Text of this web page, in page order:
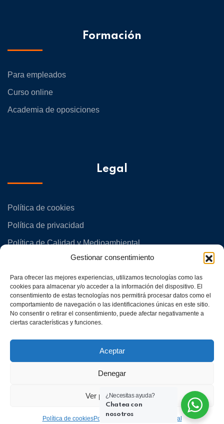
Gestionar consentimiento
Para ofrecer las mejores experiencias, utilizamos tecnologías como las
cookies para almacenar y/o acceder a la información del dispositivo. El
consentimiento de estas tecnologías nos permitirá procesar datos como el
comportamiento de navegación o las identificaciones únicas en este sitio.
No consentir o retirar el consentimiento, puede afectar negativamente a
ciertas características y funciones.
Aceptar
Denegar
Ver preferencias
Política de cookiesPolítica de privacidad Aviso legal
Formación
Para empleados
Curso online
Academia de oposiciones
Legal
Política de cookies
Política de privacidad
Política de Calidad y Medioambiental
¿Necesitas ayuda?
Chatea con
nosotros